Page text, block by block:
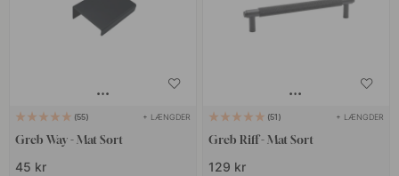
55 + LÆNGDER
Greb Way - Mat Sort
45 kr
51 + LÆNGDER
Greb Riff - Mat Sort
129 kr